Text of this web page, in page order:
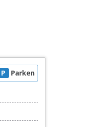
P Parken